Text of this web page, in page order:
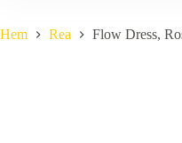
Hem Rea Flow Dress,